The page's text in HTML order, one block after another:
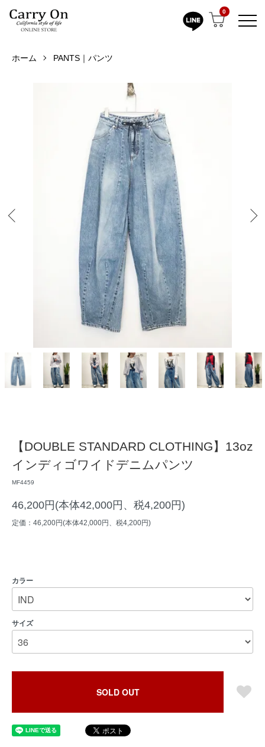
0
ホーム PANTS｜パンツ
【DOUBLE STANDARD CLOTHING】13oz
インディゴワイドデニムパンツ
MF4459
46,200円(本体42,000円、税4,200円)
定価：46,200円(本体42,000円、税4,200円)
カラー
サイズ
SOLD OUT